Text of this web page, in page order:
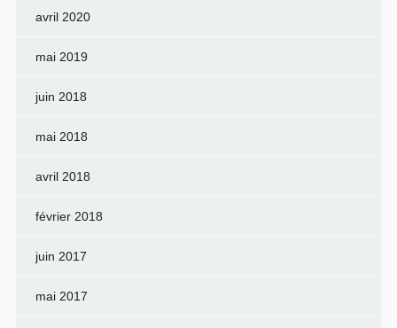
avril 2020
mai 2019
juin 2018
mai 2018
avril 2018
février 2018
juin 2017
mai 2017